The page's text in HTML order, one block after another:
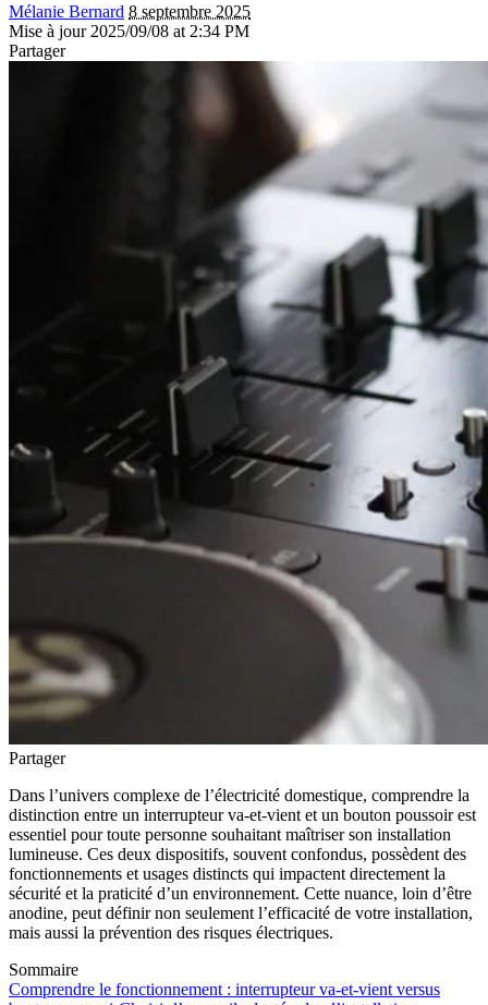
Mélanie Bernard 8 septembre 2025
Mise à jour 2025/09/08 at 2:34 PM
Partager
Partager
Dans l’univers complexe de l’électricité domestique, comprendre la
distinction entre un interrupteur va-et-vient et un bouton poussoir est
essentiel pour toute personne souhaitant maîtriser son installation
lumineuse. Ces deux dispositifs, souvent confondus, possèdent des
fonctionnements et usages distincts qui impactent directement la
sécurité et la praticité d’un environnement. Cette nuance, loin d’être
anodine, peut définir non seulement l’efficacité de votre installation,
mais aussi la prévention des risques électriques.
Sommaire
Comprendre le fonctionnement : interrupteur va-et-vient versus